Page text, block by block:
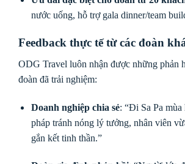
nước uống, hỗ trợ gala dinner/team
Feedback thực tế từ các đoàn
ODG Travel luôn nhận được những phản
đoàn đã trải nghiệm:
Doanh nghiệp chia sẻ: “Đi Sa Pa mùa
pháp tránh nóng lý tưởng, nhân viên
gắn kết tinh thần.”